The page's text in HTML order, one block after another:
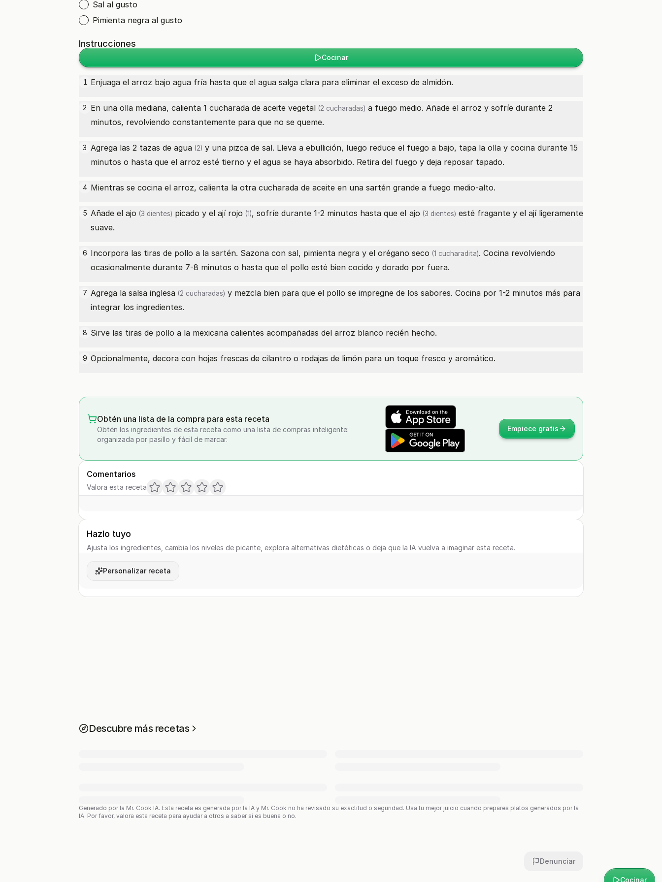
Sal al gusto
Pimienta negra al gusto
Instrucciones
Cocinar
Cocinar
1 Enjuaga el arroz bajo agua fría hasta que el agua salga clara para eliminar el exceso de almidón.
2 En una olla mediana, calienta 1 cucharada de aceite vegetal (2 cucharadas) a fuego medio. Añade el arroz y sofríe durante 2
minutos, revolviendo constantemente para que no se queme.
3 Agrega las 2 tazas de agua (2) y una pizca de sal. Lleva a ebullición, luego reduce el fuego a bajo, tapa la olla y cocina durante 15
minutos o hasta que el arroz esté tierno y el agua se haya absorbido. Retira del fuego y deja reposar tapado.
4 Mientras se cocina el arroz, calienta la otra cucharada de aceite en una sartén grande a fuego medio-alto.
5 Añade el ajo (3 dientes) picado y el ají rojo (1), sofríe durante 1-2 minutos hasta que el ajo (3 dientes) esté fragante y el ají ligeramente
suave.
6 Incorpora las tiras de pollo a la sartén. Sazona con sal, pimienta negra y el orégano seco (1 cucharadita). Cocina revolviendo
ocasionalmente durante 7-8 minutos o hasta que el pollo esté bien cocido y dorado por fuera.
7 Agrega la salsa inglesa (2 cucharadas) y mezcla bien para que el pollo se impregne de los sabores. Cocina por 1-2 minutos más para
integrar los ingredientes.
8 Sirve las tiras de pollo a la mexicana calientes acompañadas del arroz blanco recién hecho.
9 Opcionalmente, decora con hojas frescas de cilantro o rodajas de limón para un toque fresco y aromático.
Obtén una lista de la compra para esta receta
Obtén los ingredientes de esta receta como una lista de compras inteligente:
organizada por pasillo y fácil de marcar.
Empiece gratis
Comentarios
Valora esta receta
Hazlo tuyo
Ajusta los ingredientes, cambia los niveles de picante, explora alternativas dietéticas o deja que la IA vuelva a imaginar esta receta.
Personalizar receta
Descubre más recetas
Generado por la Mr. Cook IA. Esta receta es generada por la IA y Mr. Cook no ha revisado su exactitud o seguridad. Usa tu mejor juicio cuando prepares platos generados por la
IA. Por favor, valora esta receta para ayudar a otros a saber si es buena o no.
Denunciar